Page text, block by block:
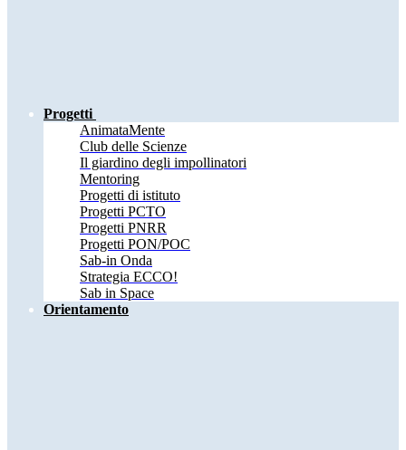
Progetti
AnimataMente
Club delle Scienze
Il giardino degli impollinatori
Mentoring
Progetti di istituto
Progetti PCTO
Progetti PNRR
Progetti PON/POC
Sab-in Onda
Strategia ECCO!
Sab in Space
Orientamento